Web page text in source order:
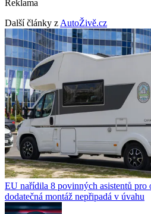
Reklama
Další články z AutoŽivě.cz
EU nařídila 8 povinných asistentů pro
dodatečná montáž nepřipadá v úvahu